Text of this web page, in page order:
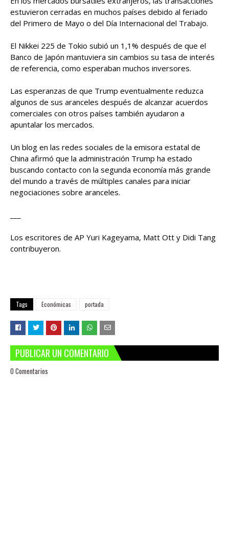
estuvieron cerradas en muchos países debido al feriado
del Primero de Mayo o del Día Internacional del Trabajo.
El Nikkei 225 de Tokio subió un 1,1% después de que el
Banco de Japón mantuviera sin cambios su tasa de interés
de referencia, como esperaban muchos inversores.
Las esperanzas de que Trump eventualmente reduzca
algunos de sus aranceles después de alcanzar acuerdos
comerciales con otros países también ayudaron a
apuntalar los mercados.
Un blog en las redes sociales de la emisora ​​estatal de
China afirmó que la administración Trump ha estado
buscando contacto con la segunda economía más grande
del mundo a través de múltiples canales para iniciar
negociaciones sobre aranceles.
Los escritores de AP Yuri Kageyama, Matt Ott y Didi Tang
contribuyeron.
Tags Económicas portada
PUBLICAR UN COMENTARIO
0 Comentarios